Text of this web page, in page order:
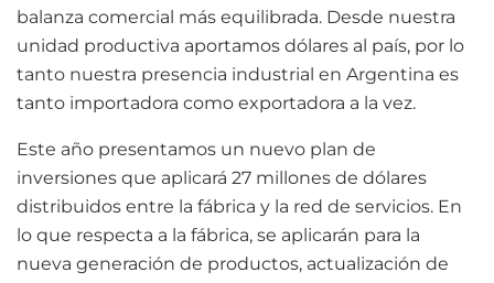
balanza comercial más equilibrada. Desde nuestra
unidad productiva aportamos dólares al país, por lo
tanto nuestra presencia industrial en Argentina es
tanto importadora como exportadora a la vez.
Este año presentamos un nuevo plan de
inversiones que aplicará 27 millones de dólares
distribuidos entre la fábrica y la red de servicios. En
lo que respecta a la fábrica, se aplicarán para la
nueva generación de productos, actualización de